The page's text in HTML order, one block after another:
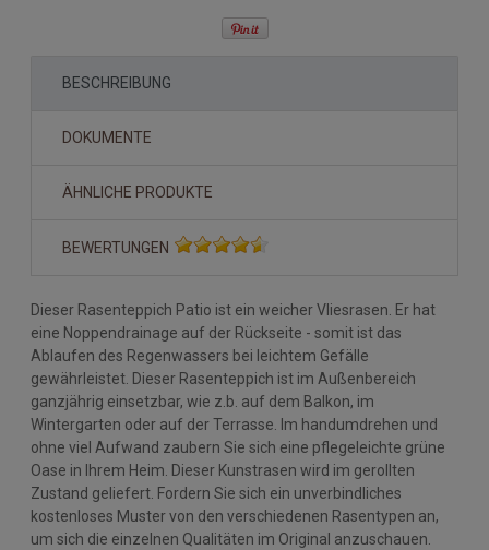
BESCHREIBUNG
DOKUMENTE
ÄHNLICHE PRODUKTE
BEWERTUNGEN
Dieser Rasenteppich Patio ist ein weicher Vliesrasen. Er hat
eine Noppendrainage auf der Rückseite - somit ist das
Ablaufen des Regenwassers bei leichtem Gefälle
gewährleistet. Dieser Rasenteppich ist im Außenbereich
ganzjährig einsetzbar, wie z.b. auf dem Balkon, im
Wintergarten oder auf der Terrasse. Im handumdrehen und
ohne viel Aufwand zaubern Sie sich eine pflegeleichte grüne
Oase in Ihrem Heim. Dieser Kunstrasen wird im gerollten
Zustand geliefert. Fordern Sie sich ein unverbindliches
kostenloses Muster von den verschiedenen Rasentypen an,
um sich die einzelnen Qualitäten im Original anzuschauen.